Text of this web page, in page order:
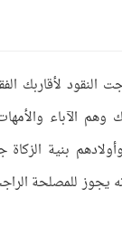
النقود لأقاربك
الآباء
بنية
يجوز للمصلحة